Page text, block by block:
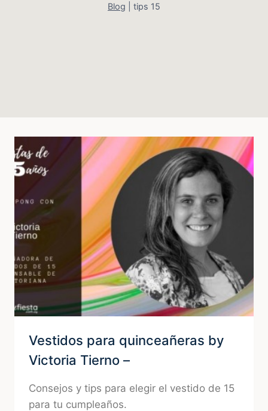
Blog tips 15
Vestidos para quinceañeras by
Victoria Tierno –
Consejos y tips para elegir el vestido de 15
para tu cumpleaños.